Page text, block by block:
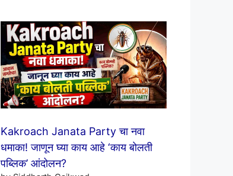
Kakroach Janata Party चा नवा
धमाका! जाणून घ्या काय आहे ‘काय बोलती
पब्लिक’ आंदोलन?